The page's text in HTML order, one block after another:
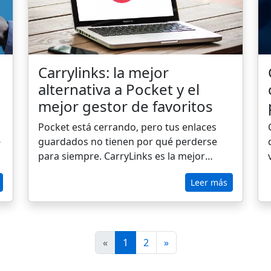
Carrylinks: la mejor
alternativa a Pocket y el
mejor gestor de favoritos
Pocket está cerrando, pero tus enlaces
guardados no tienen por qué perderse
para siempre. CarryLinks es la mejor
alternativa a Pocket para mantener tu
contenido a salvo. Descubre cómo puedes
mover tus datos fácilmente antes de que
Leer más
« 1 2 »